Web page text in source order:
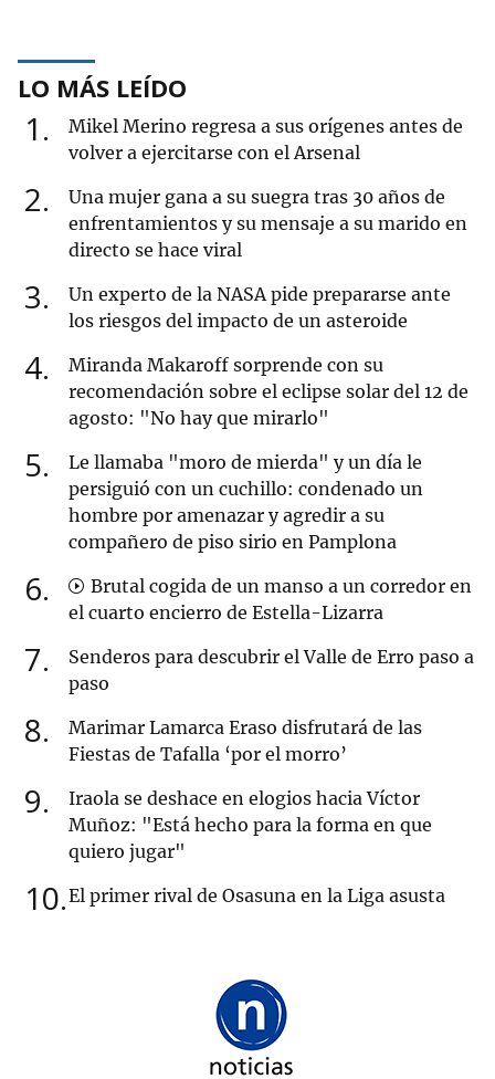
LO MÁS LEÍDO
1
Mikel Merino regresa a sus orígenes antes de
volver a ejercitarse con el Arsenal
2
Una mujer gana a su suegra tras 30 años de
enfrentamientos y su mensaje a su marido en
directo se hace viral
3
Un experto de la NASA pide prepararse ante
los riesgos del impacto de un asteroide
4
Miranda Makaroff sorprende con su
recomendación sobre el eclipse solar del 12 de
agosto: "No hay que mirarlo"
5
Le llamaba "moro de mierda" y un día le
persiguió con un cuchillo: condenado un
hombre por amenazar y agredir a su
compañero de piso sirio en Pamplona
6
Brutal cogida de un manso a un corredor en
el cuarto encierro de Estella-Lizarra
7
Senderos para descubrir el Valle de Erro paso a
paso
8
Marimar Lamarca Eraso disfrutará de las
Fiestas de Tafalla ‘por el morro’
9
Iraola se deshace en elogios hacia Víctor
Muñoz: "Está hecho para la forma en que
quiero jugar"
10 El primer rival de Osasuna en la Liga asusta